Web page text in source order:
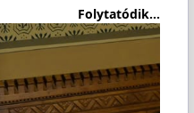
Folytatódik...